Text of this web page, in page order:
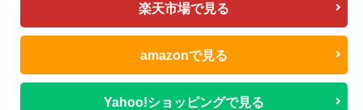
楽天市場で見る
amazonで見る
Yahoo!ショッピングで見る